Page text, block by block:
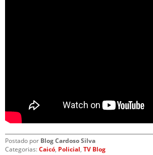
Postado por Blog Cardoso Silva
Categorias:Caicó, Policial, TV Blog